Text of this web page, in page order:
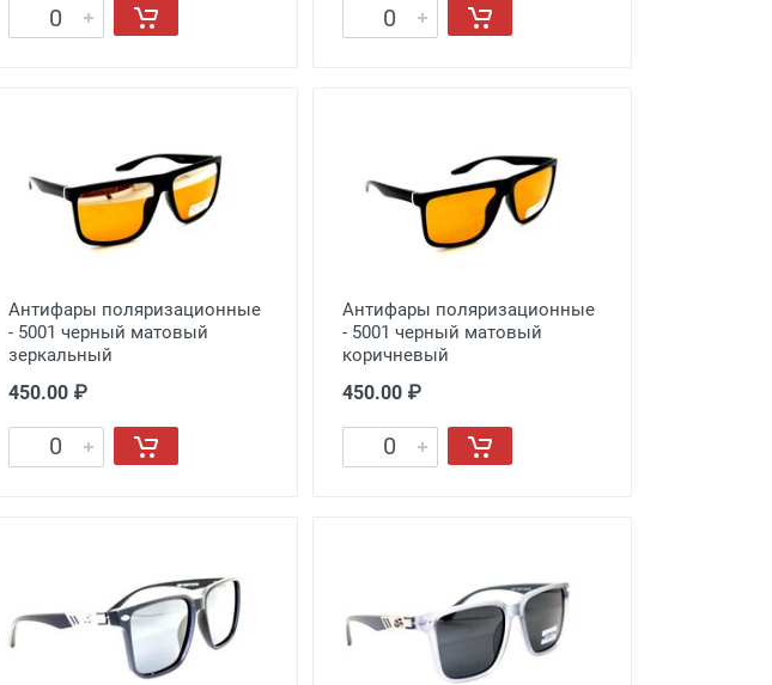
Антифары поляризационные
- 5001 черный матовый
зеркальный
450.00 ₽
Антифары поляризационные
- 5001 черный матовый
коричневый
450.00 ₽